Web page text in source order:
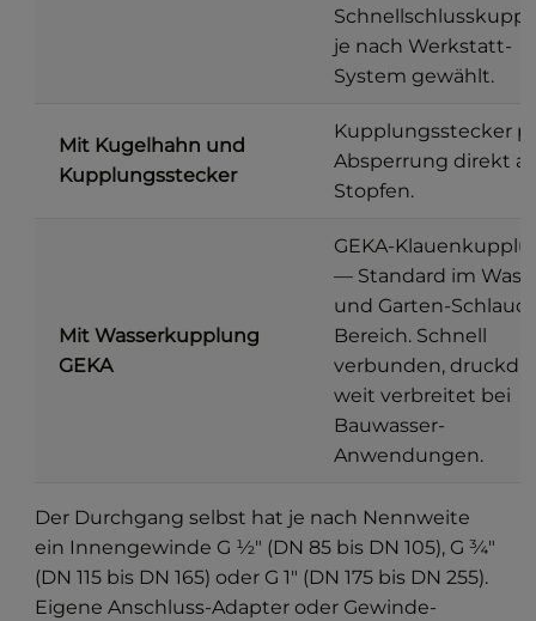
je nach Werkstatt-
System gewählt.
Mit Kugelhahn und
Kupplungsstecker
Kupplungsstecker
Absperrung direkt
Stopfen.
Mit Wasserkupplung
GEKA
GEKA-
— Standard im
und Garten-
Bereich. Schnell
verbunden,
weit verbreitet bei
Bauwasser-
Anwendungen.
Der Durchgang selbst hat je nach Nennweite
ein Innengewinde G ½″ (DN 85 bis DN 105), G ¾″
(DN 115 bis DN 165) oder G 1″ (DN 175 bis DN 255).
Eigene Anschluss-Adapter oder Gewinde-